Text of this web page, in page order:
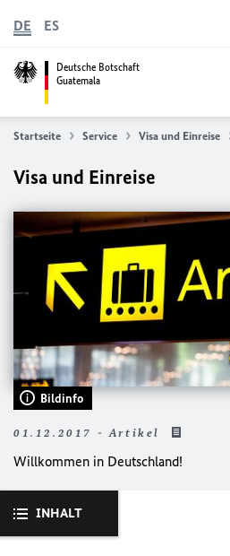
Deutsche Botschaft
Guatemala
DE ES
Startseite Service Visa und Einreise
Visa und Einreise
Bildinfo
01.12.2017 - Artikel
Willkommen in Deutschland!
INHALT